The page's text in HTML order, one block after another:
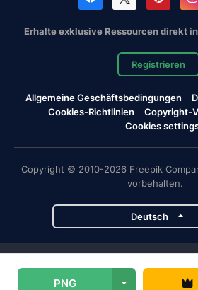
PNG
Erhalte exklusive Ressourcen direkt
Registrieren
Allgemeine Geschäftsbedingungen
Cookies-Richtlinien
Copyright-
Cookies
Copyright © 2010-2026 Freepik
vorbehalten.
Deutsch